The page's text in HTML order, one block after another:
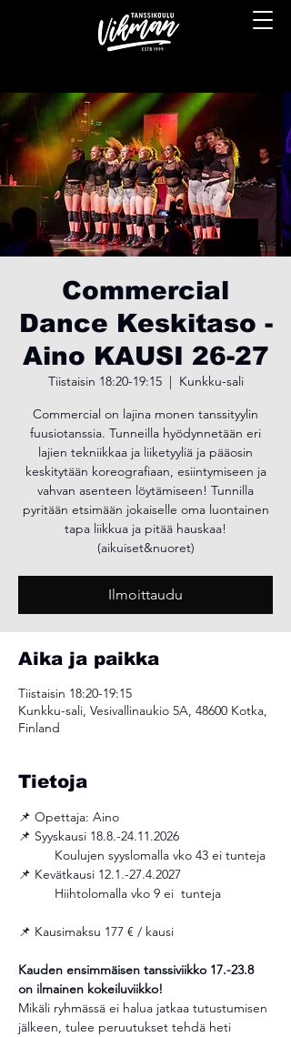
Commercial
Dance Keskitaso -
Aino KAUSI 26-27
Tiistaisin 18:20-19:15
  |
Kunkku-sali
Commercial on lajina monen tanssityylin
fuusiotanssia. Tunneilla hyödynnetään eri
lajien tekniikkaa ja liiketyyliä ja pääosin
keskitytään koreografiaan, esiintymiseen ja
vahvan asenteen löytämiseen! Tunnilla
pyritään etsimään jokaiselle oma luontainen
tapa liikkua ja pitää hauskaa!
(aikuiset&nuoret)
Ilmoittaudu
Aika ja paikka
Tiistaisin 18:20-19:15
Kunkku-sali, Vesivallinaukio 5A, 48600 Kotka,
Finland
Tietoja
📌 Opettaja: Aino
📌 Syyskausi 18.8.-24.11.2026
	Koulujen syyslomalla vko 43 ei tunteja
📌 Kevätkausi 12.1.-27.4.2027
	Hiihtolomalla vko 9 ei  tunteja
📌 Kausimaksu 177 € / kausi
Kauden ensimmäisen tanssiviikko 17.-23.8
on ilmainen kokeiluviikko!
Mikäli ryhmässä ei halua jatkaa tutustumisen
jälkeen, tulee peruutukset tehdä heti